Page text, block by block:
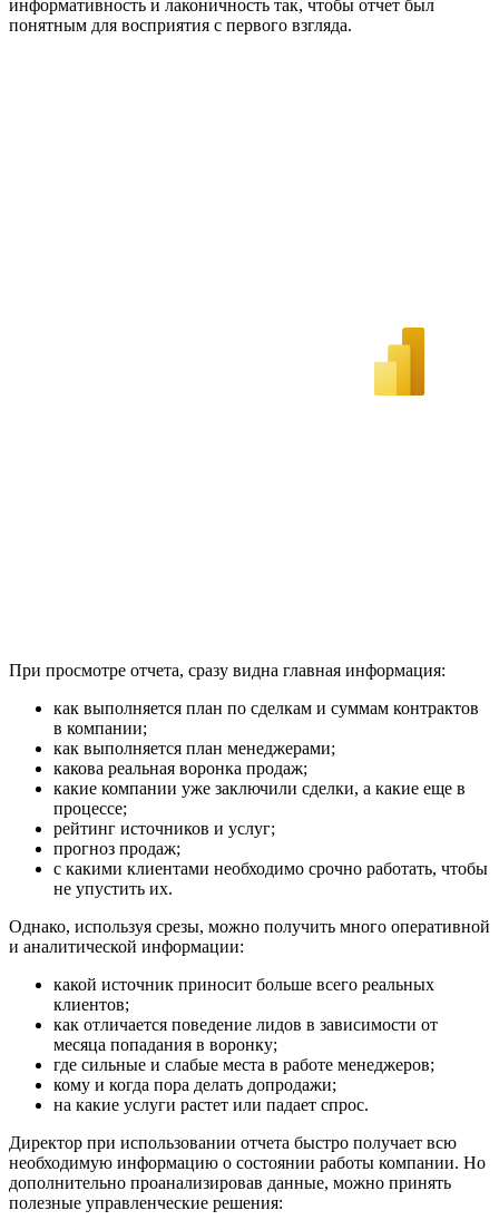
информативность и лаконичность так, чтобы отчет был
понятным для восприятия с первого взгляда.
При просмотре отчета, сразу видна главная информация:
как выполняется план по сделкам и суммам контрактов
в компании;
как выполняется план менеджерами;
какова реальная воронка продаж;
какие компании уже заключили сделки, а какие еще в
процессе;
рейтинг источников и услуг;
прогноз продаж;
с какими клиентами необходимо срочно работать, чтобы
не упустить их.
Однако, используя срезы, можно получить много оперативной
и аналитической информации:
какой источник приносит больше всего реальных
клиентов;
как отличается поведение лидов в зависимости от
месяца попадания в воронку;
где сильные и слабые места в работе менеджеров;
кому и когда пора делать допродажи;
на какие услуги растет или падает спрос.
Директор при использовании отчета быстро получает всю
необходимую информацию о состоянии работы компании. Но
дополнительно проанализировав данные, можно принять
полезные управленческие решения: